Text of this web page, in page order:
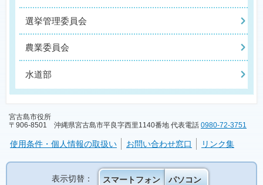
選挙管理委員会
農業委員会
水道部
宮古島市役所
〒906-8501 沖縄県宮古島市平良字西里1140番地 代表電話 0980-72-3751
使用条件・個人情報の取扱い お問い合わせ窓口 リンク集
表示切替： スマートフォン パソコン